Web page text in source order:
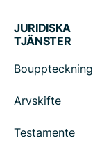
JURIDISKA
TJÄNSTER
Bouppteckning
Arvskifte
Testamente